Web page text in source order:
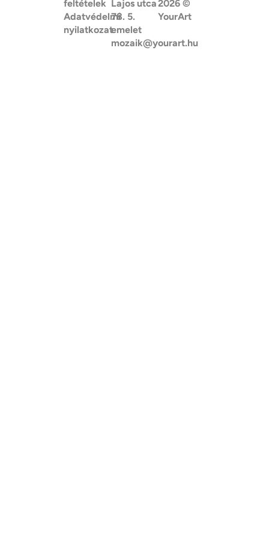
feltételek
Adatvédelmi
nyilatkozat
Lajos utca
78. 5.
emelet
mozaik@yourart.hu
2026 ©
YourArt